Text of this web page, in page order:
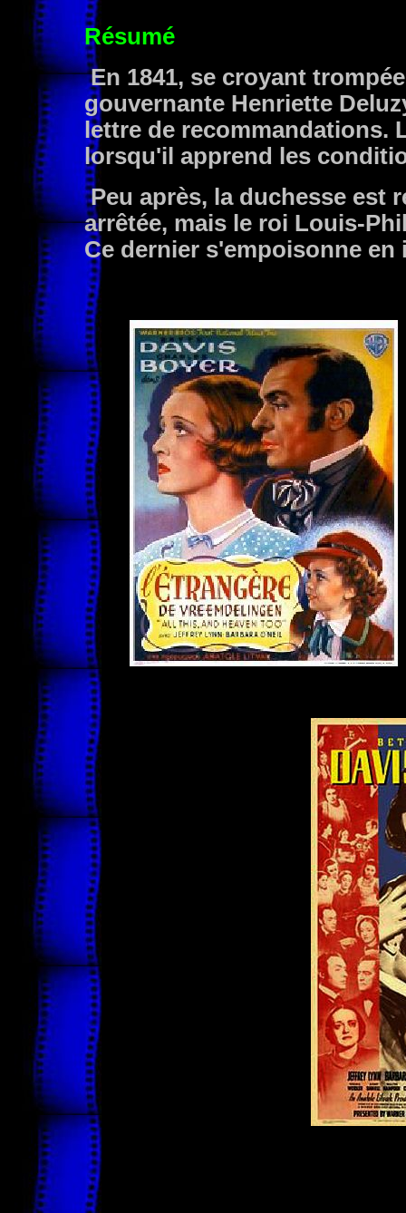
Résumé
En 1841, se croyant
gouvernante Henriette
lettre de recommandations.
lorsqu'il apprend les
Peu après, la duchesse est
arrêtée, mais le roi Louis-
Ce dernier s'empoisonne